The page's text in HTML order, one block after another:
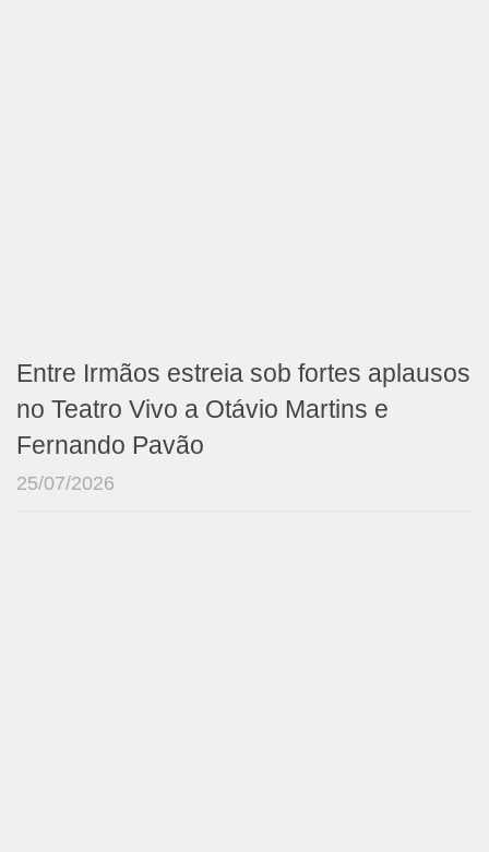
Entre Irmãos estreia sob fortes aplausos
no Teatro Vivo a Otávio Martins e
Fernando Pavão
25/07/2026